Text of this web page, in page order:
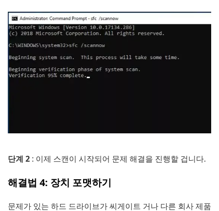
단계 2 : 이제 스캔이 시작되어 문제 해결을 진행할 겁니다.
해결법 4: 장치 포맷하기
문제가 있는 하드 드라이브가 씨게이트 거나 다른 회사 제품